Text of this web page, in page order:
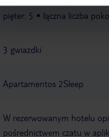
pięter: 5
łączna liczba
3 gwiazdki
Apartamentos 2Sleep
W rezerwowanym hotelu
pośrednictwem czatu w